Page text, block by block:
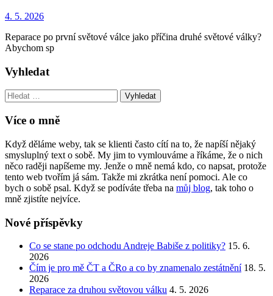
4. 5. 2026
Reparace po první světové válce jako příčina druhé světové války?
Abychom sp
Vyhledat
Vyhledat:
Více o mně
Když děláme weby, tak se klienti často cítí na to, že napíší nějaký
smysluplný text o sobě. My jim to vymlouváme a říkáme, že o nich
něco raději napíšeme my. Jenže o mně nemá kdo, co napsat, protože
tento web tvořím já sám. Takže mi zkrátka není pomoci. Ale co
bych o sobě psal. Když se podíváte třeba na můj blog, tak toho o
mně zjistíte nejvíce.
Nové příspěvky
Co se stane po odchodu Andreje Babiše z politiky? 15. 6.
2026
Čím je pro mě ČT a ČRo a co by znamenalo zestátnění 18. 5.
2026
Reparace za druhou světovou válku 4. 5. 2026